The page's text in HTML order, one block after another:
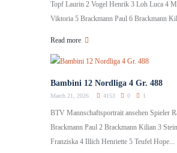
Topf Laurin 2 Vogel Henrik 3 Loh Luca 4
Viktoria 5 Brackmann Paul 6 Brackmann
Read more
Bambini 12 Nordliga 4 Gr. 488
March 21, 2026 4153 0 1
BTV Mannschaftsportrait ansehen Spieler
Brackmann Paul 2 Brackmann Kilian 3
Franziska 4 Illich Henriette 5 Teufel Hope...